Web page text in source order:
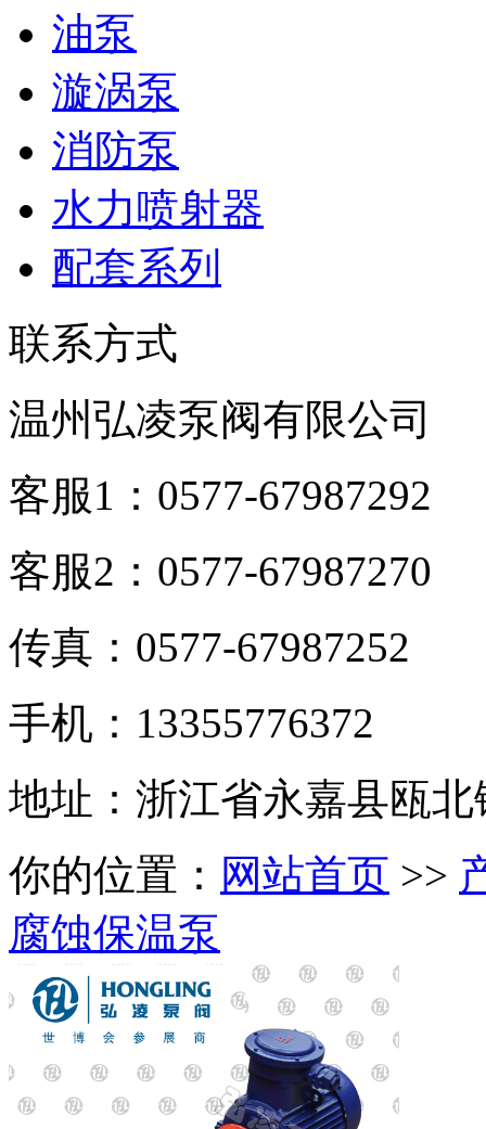
油泵
漩涡泵
消防泵
水力喷射器
配套系列
联系方式
温州弘凌泵阀有限公司
客服1：0577-67987292
客服2：0577-67987270
传真：0577-67987252
手机：13355776372
地址：浙江省永嘉县瓯
你的位置： 网站首页 >>
腐蚀保温泵